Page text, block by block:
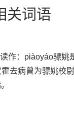
关词语
作：piàoyáo骠姚
去病曾为骠姚校